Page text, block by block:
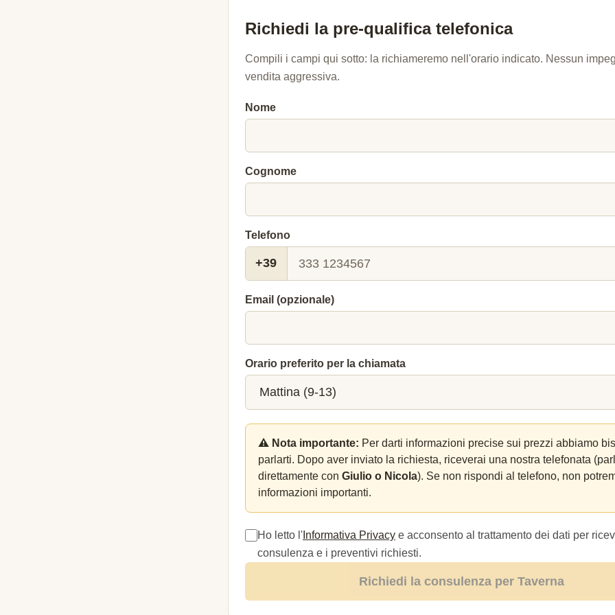
Richiedi la pre-qualifica telefonica
Compili i campi qui sotto: la richiameremo nell'orario indicato. Nessun
vendita aggressiva.
Nome
Cognome
Telefono
+39
Email (opzionale)
Orario preferito per la chiamata
⚠️ Nota importante: Per darti informazioni precise sui prezzi abbiamo
parlarti. Dopo aver inviato la richiesta, riceverai una nostra telefonata
direttamente con Giulio o Nicola). Se non rispondi al telefono, non
informazioni importanti.
Ho letto l' Informativa Privacy e acconsento al trattamento dei dati per
consulenza e i preventivi richiesti.
Richiedi la consulenza per Taverna